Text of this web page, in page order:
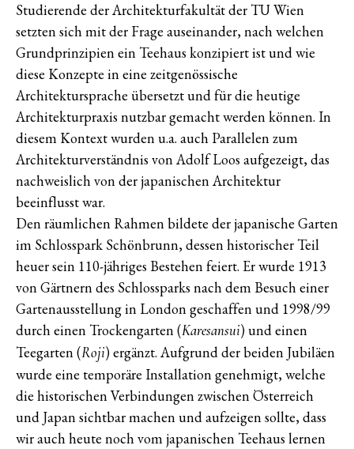
Studierende der Architekturfakultät der TU Wien
setzten sich mit der Frage auseinander, nach welchen
Grundprinzipien ein Teehaus konzipiert ist und wie
diese Konzepte in eine zeitgenössische
Architektursprache übersetzt und für die heutige
Architekturpraxis nutzbar gemacht werden können. In
diesem Kontext wurden u.a. auch Parallelen zum
Architekturverständnis von Adolf Loos aufgezeigt, das
nachweislich von der japanischen Architektur
beeinflusst war.
Den räumlichen Rahmen bildete der japanische Garten
im Schlosspark Schönbrunn, dessen historischer Teil
heuer sein 110-jähriges Bestehen feiert. Er wurde 1913
von Gärtnern des Schlossparks nach dem Besuch einer
Gartenausstellung in London geschaffen und 1998/99
durch einen Trockengarten (Karesansui) und einen
Teegarten (Roji) ergänzt. Aufgrund der beiden Jubiläen
wurde eine temporäre Installation genehmigt, welche
die historischen Verbindungen zwischen Österreich
und Japan sichtbar machen und aufzeigen sollte, dass
wir auch heute noch vom japanischen Teehaus lernen